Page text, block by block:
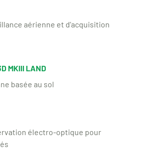
aérienne et d'acquisition
MKIII LAND
basée au sol
électro-optique pour